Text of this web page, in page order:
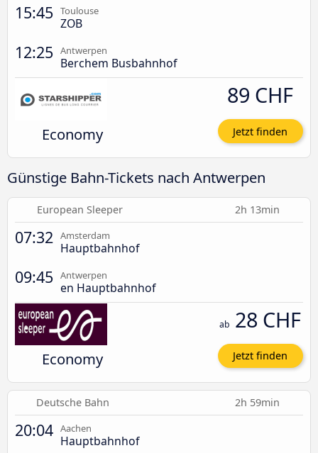
15:45 Toulouse
ZOB
12:25 Antwerpen
Berchem Busbahnhof
Economy
89 CHF
Jetzt finden
Günstige Bahn-Tickets nach Antwerpen
European Sleeper 2h 13min
07:32 Amsterdam
Hauptbahnhof
09:45 Antwerpen
en Hauptbahnhof
Economy
ab 28 CHF
Jetzt finden
Deutsche Bahn 2h 59min
20:04 Aachen
Hauptbahnhof